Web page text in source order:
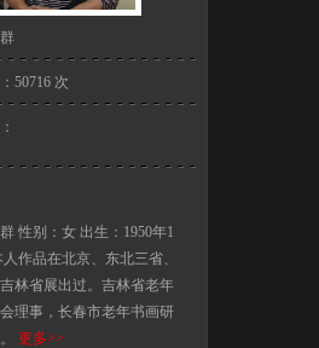
50716 次
性别：女 出生：1950年1
人作品在北京、东北三省、
林省展出过。吉林省老年
理事，长春市老年书画研
更多>>